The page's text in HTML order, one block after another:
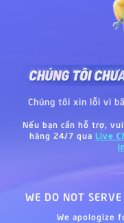
Chúng tôi xin lỗi vì
Nếu bạn cần hỗ trợ,
hàng 24/7 qua Live
WE DO NOT
We apologize